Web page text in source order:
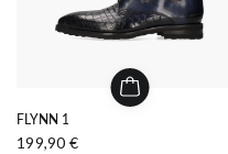
FLYNN 1
199,90 €